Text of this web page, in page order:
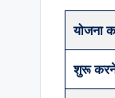
योजना
शुरू करने